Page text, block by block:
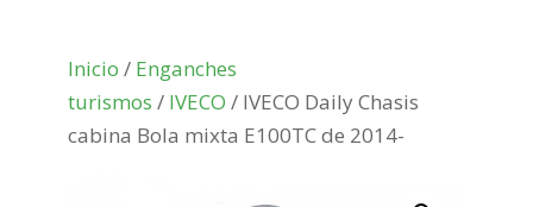
Inicio / Enganches
turismos / IVECO / IVECO Daily Chasis
cabina Bola mixta E100TC de 2014-